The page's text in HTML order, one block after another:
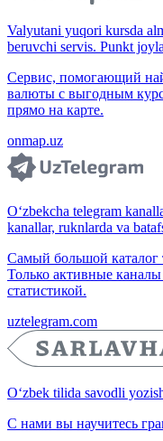
Valyutani yuqori kursda
beruvchi servis. Punkt
Сервис, помогающий
валюты с выгодным
прямо на карте.
onmap.uz
O‘zbekcha telegram
kanallar, ruknlarda va
Самый большой каталог
Только активные
статистикой.
uztelegram.com
O‘zbek tilida savodli
С нами вы научитесь